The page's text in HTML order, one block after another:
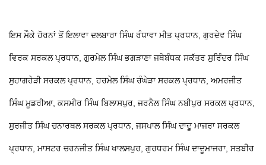
ਇਸ ਮੌਕੇ ਹੋਰਨਾਂ ਤੋਂ ਇਲਾਵਾ ਦਲਬਾਰਾ ਸਿੰਘ ਰੰਧਾਵਾ ਮੀਤ ਪ੍ਰਧਾਨ, ਗੁਰਦੇਵ ਸਿੰਘ
ਵਿਰਕ ਸਰਕਲ ਪ੍ਰਧਾਨ, ਗੁਰਮੇਲ ਸਿੰਘ ਭਗੜਾਣਾ ਜਥੇਬੰਧਕ ਸਕੱਤਰ ਸੁਰਿੰਦਰ ਸਿੰਘ
ਸੁਹਾਗਹੇੜੀ ਸਰਕਲ ਪ੍ਰਧਾਨ, ਹਰਮੇਲ ਸਿੰਘ ਰੰਘੇੜਾ ਸਰਕਲ ਪ੍ਰਧਾਨ, ਅਮਰਜੀਤ
ਸਿੰਘ ਮੂਡਰੀਆ, ਕਸਮੀਰ ਸਿੰਘ ਬਿਲਾਸਪੁਰ, ਜਰਨੈਲ ਸਿੰਘ ਨਬੀਪੁਰ ਸਰਕਲ ਪ੍ਰਧਾਨ,
ਸੁਰਜੀਤ ਸਿੰਘ ਚਨਾਰਥਲ ਸਰਕਲ ਪ੍ਰਧਾਨ, ਜਸਪਾਲ ਸਿੰਘ ਦਾਦੂ ਮਾਜਰਾ ਸਰਕਲ
ਪ੍ਰਧਾਨ, ਮਾਸਟਰ ਚਰਨਜੀਤ ਸਿੰਘ ਖਾਲਸਪੁਰ, ਗੁਰਧਰਮ ਸਿੰਘ ਦਾਦੂਮਾਜਰਾ, ਸਤਬੀਰ